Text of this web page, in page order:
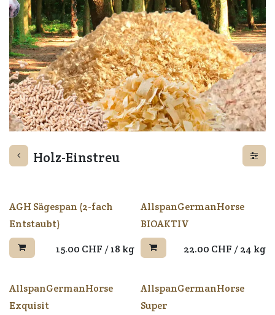
Holz-Einstreu
AGH Sägespan (2-fach
Entstaubt)
15.00 CHF /18 kg
AllspanGermanHorse
BIOAKTIV
22.00 CHF /24 kg
AllspanGermanHorse
Exquisit
AllspanGermanHorse
Super